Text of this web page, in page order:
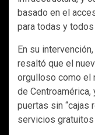
basado en el
para todas y
En su
resaltó que el
orgulloso como el
de
puertas sin “cajas
servicios gratuitos